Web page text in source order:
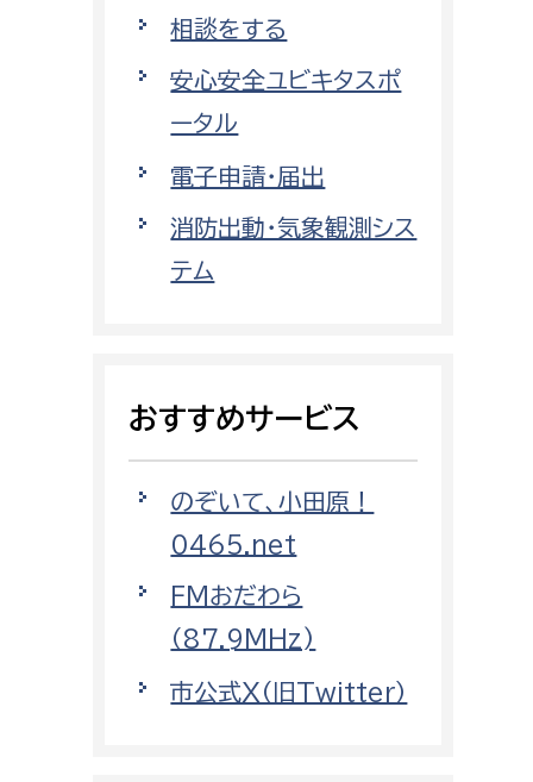
まちづくりに関わりたい
都市部
都市政策課
都市計画課
地域交通課
消防総務課
予防課
警防計画課
救急課
情報司令課
相談をする
安心安全ユビキタスポ
ータル
電子申請・届出
消防出動・気象観測シス
テム
おすすめサービス
のぞいて、小田原！
0465.net
FMおだわら
（87.9MHz)
市公式X（旧Twitter）